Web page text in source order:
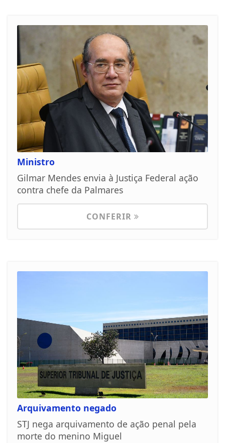
Ministro
Gilmar Mendes envia à Justiça Federal ação
contra chefe da Palmares
CONFERIR
Arquivamento negado
STJ nega arquivamento de ação penal pela
morte do menino Miguel